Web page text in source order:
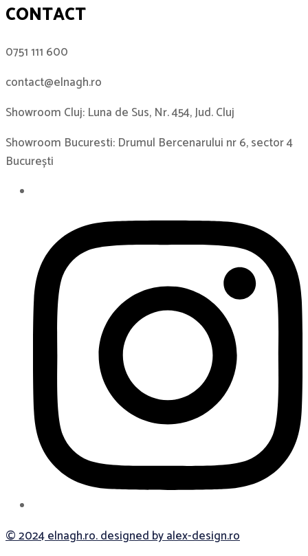
CONTACT
0751 111 600
contact@elnagh.ro
Showroom Cluj: Luna de Sus, Nr. 454, Jud. Cluj
Showroom Bucuresti: Drumul Bercenarului nr 6, sector 4
București
© 2024 elnagh.ro. designed by alex-design.ro